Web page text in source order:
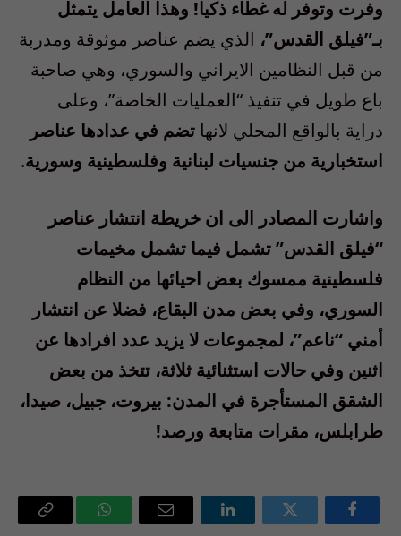
وفرت وتوفر له غطاء ذكيا! وهذا العامل يتمثل
بـ”فيلق القدس”، الذي يضم عناصر موثوقة ومدربة
من قبل النظامين الايراني والسوري، وهي صاحبة
باع طويل في تنفيذ “العمليات الخاصة”، وعلى
دراية بالواقع المحلي لانها تضم في عدادها عناصر
استخبارية من جنسيات لبنانية وفلسطينية وسورية.
واشارت المصادر الى ان خريطة انتشار عناصر
“فيلق القدس” تشمل فيما تشمل مخيمات
فلسطينية ممسوك بعض احيائها من النظام
السوري، وفي بعض مدن البقاع، فضلا عن انتشار
أمني “ناعم”، لمجموعات لا يزيد عدد افرادها عن
اثنين وفي حالات استثنائية ثلاثة، تتخذ من بعض
الشقق المستأجرة في المدن: بيروت، جبيل، صيدا،
طرابلس، مقرات متابعة ورصد!
فيسبوك تويتر لينكدإن
البريد
واتساب Copy